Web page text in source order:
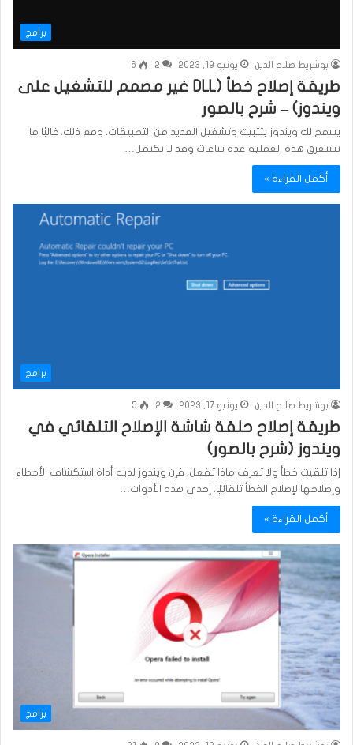
برامج
بوشريط صلاح الدين يونيو 19, 2023 2
6
طريقة إصلاح خطأ (DLL غير مصمم للتشغيل على
ويندوز) – شرح بالصور
يسمح لك ويندوز بتثبيت وتشغيل العديد من التطبيقات. ومع ذلك، غالبًا ما
تستغرق هذه العملية عدة ساعات وقد لا تكتمل…
أكمل القراءة »
برامج
بوشريط صلاح الدين يونيو 17, 2023 2
5
طريقة إصلاح حلقة شاشة الإصلاح التلقائي في
ويندوز (شرح بالصور)
إذا تلقيت خطأ ولا تعرف ماذا تفعل، فإن ويندوز لديه أداة استكشاف الأخطاء
وإصلاحها لإصلاح الخطأ تلقائيًا، إحدى هذه الأدوات…
أكمل القراءة »
برامج